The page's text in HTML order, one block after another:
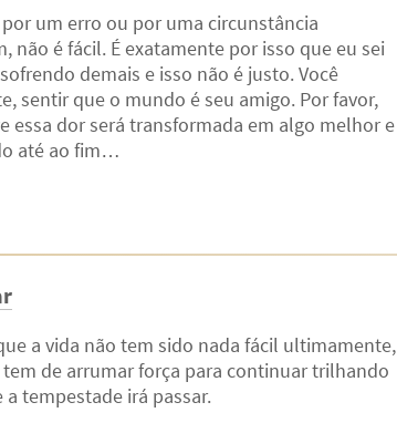
um erro ou por uma circunstância
não é fácil. É exatamente por isso que eu sei
demais e isso não é justo. Você
sentir que o mundo é seu amigo. Por favor,
dor será transformada em algo melhor e
até ao fim…
a vida não tem sido nada fácil ultimamente,
de arrumar força para continuar trilhando
tempestade irá passar.